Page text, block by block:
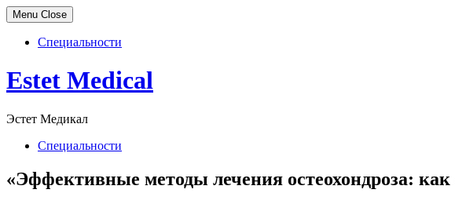
Menu Close
Специальности
Skip
to
Estet Medical
Эстет Медикал
Специальности
«Эффективные методы лечения остеохондроза: как